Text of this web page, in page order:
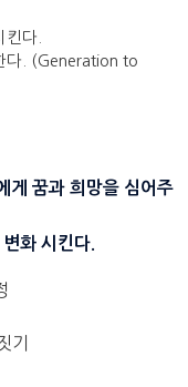
다.
다. (Generation to
게 꿈과 희망을 심어주
화 시킨다.
기